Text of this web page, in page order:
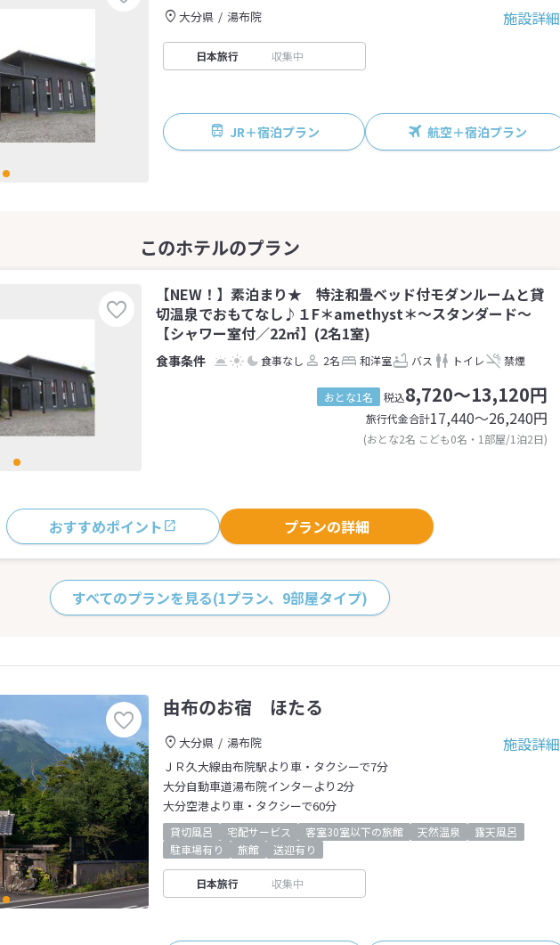
施設詳細
大分県 湯布院
日本旅行 収集中
JR＋宿泊プラン 航空＋宿泊プラン
【NEW！】素泊まり★ 特注和畳ベッド付モダンルームと貸
切温泉でおもてなし♪１F＊amethyst＊～スタンダード～
【シャワー室付／22㎡】(2名1室)
食事なし 2名 和洋室 バス トイレ 禁煙
おとな1名 税込8,720～13,120円
旅行代金合計17,440〜26,240円
(おとな2名 こども0名・1部屋/1泊2日)
おすすめポイント プランの詳細
すべてのプランを見る(1プラン、9部屋タイプ)
由布のお宿 ほたる
施設詳細
大分県
湯布院
ＪＲ久大線由布院駅より車・タクシーで7分
大分自動車道湯布院インターより2分
大分空港より車・タクシーで60分
貸切風呂 宅配サービス 客室30室以下の旅館 天然温泉
露天風呂
駐車場有り
旅館 送迎有り
日本旅行 収集中